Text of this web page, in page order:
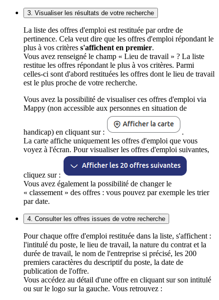
3. Visualiser les résultats de votre recherche
La liste des offres d'emploi est restituée par ordre de
pertinence. Cela veut dire que les offres d'emploi répondant le
plus à vos critères s'affichent en premier.
Vous avez renseigné le champ « Lieu de travail » ? La liste
restitue les offres répondant le plus à vos critères. Parmi
celles-ci sont d'abord restituées les offres dont le lieu de travail
est le plus proche de votre recherche.
Vous avez la possibilité de visualiser ces offres d'emploi via
Mappy (non accessible aux personnes en situation de
handicap) en cliquant sur :
.
La carte affiche uniquement les offres d'emploi que vous
voyez à l'écran. Pour visualiser les offres d'emploi suivantes,
cliquez sur :
Vous avez également la possibilité de changer le
« classement » des offres : vous pouvez par exemple les trier
par date.
4. Consulter les offres issues de votre recherche
Pour chaque offre d'emploi restituée dans la liste, s'affichent :
l'intitulé du poste, le lieu de travail, la nature du contrat et la
durée de travail, le nom de l'entreprise si précisé, les 200
premiers caractères du descriptif du poste, la date de
publication de l'offre.
Vous accédez au détail d'une offre en cliquant sur son intitulé
ou sur le logo sur la gauche. Vous retrouvez :